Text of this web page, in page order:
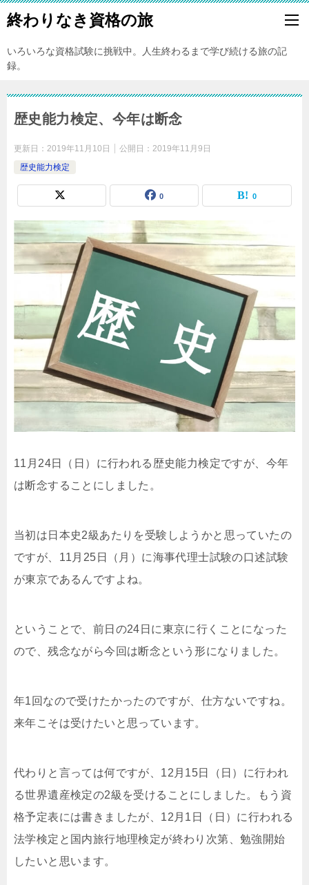
終わりなき資格の旅
いろいろな資格試験に挑戦中。人生終わるまで学び続ける旅の記
録。
歴史能力検定、今年は断念
更新日： 2019年11月10日 公開日： 2019年11月9日
歴史能力検定
0 0
11月24日（日）に行われる歴史能力検定ですが、今年
は断念することにしました。
当初は日本史2級あたりを受験しようかと思っていたの
ですが、11月25日（月）に海事代理士試験の口述試験
が東京であるんですよね。
ということで、前日の24日に東京に行くことになった
ので、残念ながら今回は断念という形になりました。
年1回なので受けたかったのですが、仕方ないですね。
来年こそは受けたいと思っています。
代わりと言っては何ですが、12月15日（日）に行われ
る世界遺産検定の2級を受けることにしました。もう資
格予定表には書きましたが、12月1日（日）に行われる
法学検定と国内旅行地理検定が終わり次第、勉強開始
したいと思います。